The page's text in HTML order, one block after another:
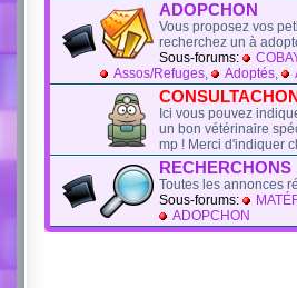
ADOPCHON
Vous proposez vos
recherchez un à
Sous-forums:
Assos/Refuges, Adoptés,
Ici vous pouvez
un bon vétérinaire
mp ! Merci d'indiquer
RECHERCHONS
Toutes les annonces
Sous-forums:
ADOPCHON